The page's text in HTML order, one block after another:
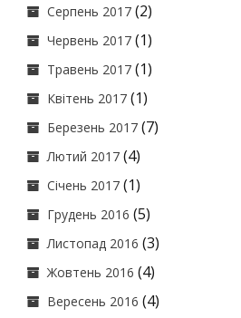
Серпень 2017 (2)
Червень 2017 (1)
Травень 2017 (1)
Квітень 2017 (1)
Березень 2017 (7)
Лютий 2017 (4)
Січень 2017 (1)
Грудень 2016 (5)
Листопад 2016 (3)
Жовтень 2016 (4)
Вересень 2016 (4)